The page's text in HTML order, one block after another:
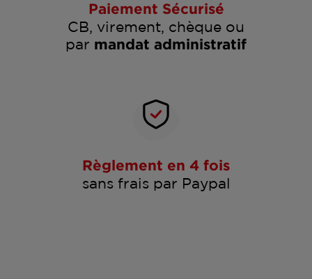
Paiement Sécurisé
CB, virement, chèque ou
par mandat administratif
Règlement en 4 fois
sans frais par Paypal